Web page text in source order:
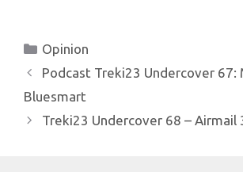
Categorías
Opinion
Podcast Treki23 Undercover 67:
Bluesmart
Treki23 Undercover 68 – Airmail